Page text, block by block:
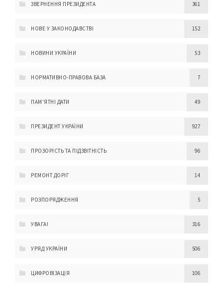
ЗВЕРНЕННЯ ПРЕЗИДЕНТА 361
НОВЕ У ЗАКОНОДАВСТВІ 152
НОВИНИ УКРАЇНИ 53
НОРМАТИВНО-ПРАВОВА БАЗА 7
ПАМ'ЯТНІ ДАТИ 49
ПРЕЗИДЕНТ УКРАЇНИ 927
ПРОЗОРІСТЬ ТА ПІДЗВІТНІСТЬ 96
РЕМОНТ ДОРІГ 14
РОЗПОРЯДЖЕННЯ 5
УВАГА! 316
УРЯД УКРАЇНИ 506
ЦИФРОВІЗАЦІЯ 106